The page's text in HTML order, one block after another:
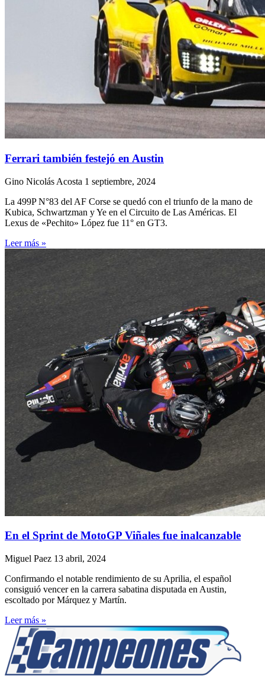
Ferrari también festejó en Austin
Gino Nicolás Acosta 1 septiembre, 2024
La 499P N°83 del AF Corse se quedó con el triunfo de la mano de
Kubica, Schwartzman y Ye en el Circuito de Las Américas. El
Lexus de «Pechito» López fue 11° en GT3.
Leer más »
En el Sprint de MotoGP Viñales fue inalcanzable
Miguel Paez 13 abril, 2024
Confirmando el notable rendimiento de su Aprilia, el español
consiguió vencer en la carrera sabatina disputada en Austin,
escoltado por Márquez y Martín.
Leer más »